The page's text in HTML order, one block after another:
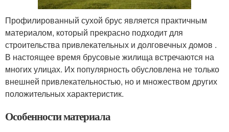
Профилированный сухой брус является практичным
материалом, который прекрасно подходит для
строительства привлекательных и долговечных домов .
В настоящее время брусовые жилища встречаются на
многих улицах. Их популярность обусловлена не только
внешней привлекательностью, но и множеством других
положительных характеристик.
Особенности материала